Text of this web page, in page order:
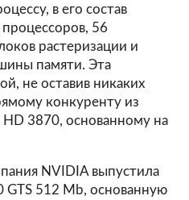
в его состав
56
растеризации и
памяти. Эта
не оставив никаких
конкуренту из
HD 3870, основанному на
NVIDIA выпустила
GTS 512 Mb, основанную